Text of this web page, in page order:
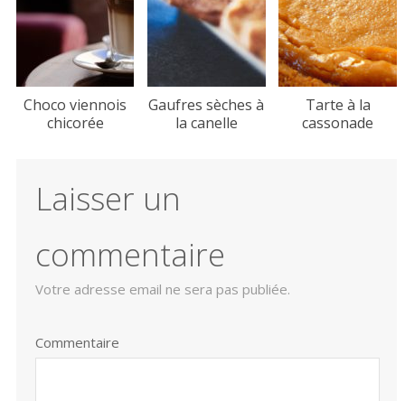
Choco viennois
chicorée
Gaufres sèches à
la canelle
Tarte à la
cassonade
Laisser un
commentaire
Votre adresse email ne sera pas publiée.
Commentaire